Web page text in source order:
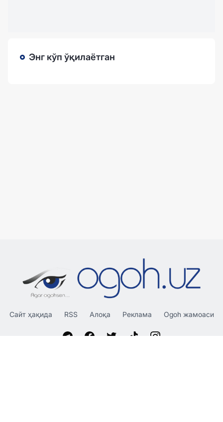
Энг кўп ўқилаётган
Сайт ҳақида RSS Алоқа Реклама Ogoh жамоаси